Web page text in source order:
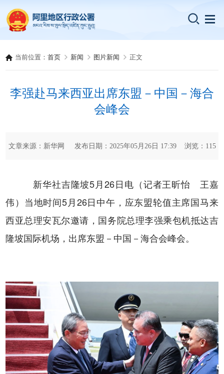
当前位置：首页 新闻 图片新闻 正文
李强赴马来西亚出席东盟－中国－海合
会峰会
文章来源：新华网 发布日期：2025年05月26日 17:39 浏览： 115
新华社吉隆坡5月26日电（记者王昕怡 王嘉
伟）当地时间5月26日中午，应东盟轮值主席国马来
西亚总理安瓦尔邀请，国务院总理李强乘包机抵达吉
隆坡国际机场，出席东盟－中国－海合会峰会。